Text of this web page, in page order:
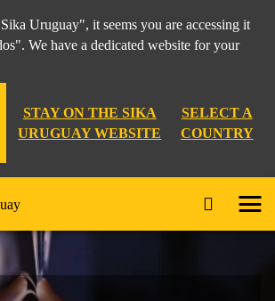
Uruguay", it seems you are accessing it
We have a dedicated website for your
STAY ON THE SIKA
URUGUAY WEBSITE
SELECT A
COUNTRY